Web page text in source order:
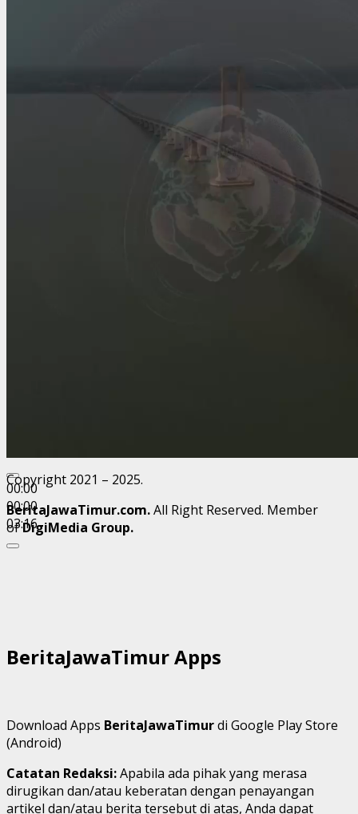
00:00
00:00
03:16
Copyright 2021 – 2025.
BeritaJawaTimur.com.All Right Reserved. Member
ofDigiMedia Group.
BeritaJawaTimur Apps
Download Apps BeritaJawaTimurdi Google Play Store
(Android)
Catatan Redaksi:Apabila ada pihak yang merasa
dirugikan dan/atau keberatan dengan penayangan
artikel dan/atau berita tersebut di atas, Anda dapat